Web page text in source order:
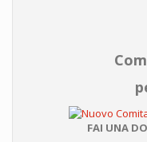
FAI UNA